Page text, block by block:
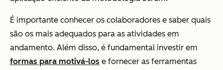
É importante conhecer os colaboradores e saber quais
são os mais adequados para as atividades em
andamento. Além disso, é fundamental investir em
formas para motivá-los e fornecer as ferramentas